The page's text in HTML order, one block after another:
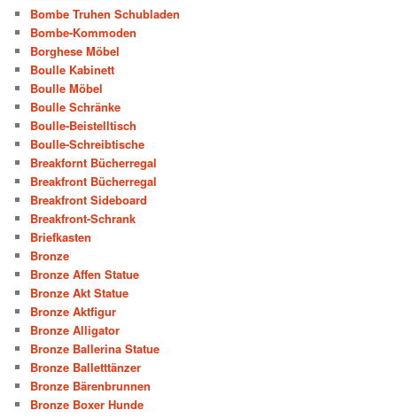
Bombe Truhen Schubladen
Bombe-Kommoden
Borghese Möbel
Boulle Kabinett
Boulle Möbel
Boulle Schränke
Boulle-Beistelltisch
Boulle-Schreibtische
Breakfornt Bücherregal
Breakfront Bücherregal
Breakfront Sideboard
Breakfront-Schrank
Briefkasten
Bronze
Bronze Affen Statue
Bronze Akt Statue
Bronze Aktfigur
Bronze Alligator
Bronze Ballerina Statue
Bronze Balletttänzer
Bronze Bärenbrunnen
Bronze Boxer Hunde